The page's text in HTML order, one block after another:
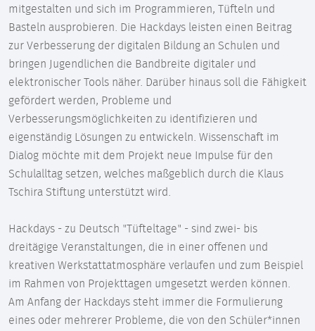
mitgestalten und sich im Programmieren, Tüfteln und
Basteln ausprobieren. Die Hackdays leisten einen Beitrag
zur Verbesserung der digitalen Bildung an Schulen und
bringen Jugendlichen die Bandbreite digitaler und
elektronischer Tools näher. Darüber hinaus soll die Fähigkeit
gefördert werden, Probleme und
Verbesserungsmöglichkeiten zu identifizieren und
eigenständig Lösungen zu entwickeln. Wissenschaft im
Dialog möchte mit dem Projekt neue Impulse für den
Schulalltag setzen, welches maßgeblich durch die Klaus
Tschira Stiftung unterstützt wird.
Hackdays - zu Deutsch "Tüfteltage" - sind zwei- bis
dreitägige Veranstaltungen, die in einer offenen und
kreativen Werkstattatmosphäre verlaufen und zum Beispiel
im Rahmen von Projekttagen umgesetzt werden können.
Am Anfang der Hackdays steht immer die Formulierung
eines oder mehrerer Probleme, die von den Schüler*innen